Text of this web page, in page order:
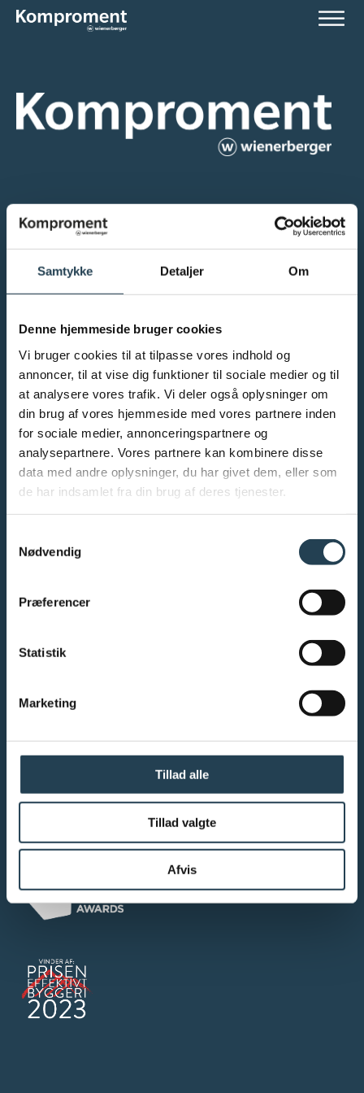
Samtykke Detaljer Om
Denne hjemmeside bruger cookies
Vi bruger cookies til at tilpasse vores indhold og
annoncer, til at vise dig funktioner til sociale medier og til
at analysere vores trafik. Vi deler også oplysninger om
din brug af vores hjemmeside med vores partnere inden
for sociale medier, annonceringspartnere og
analysepartnere. Vores partnere kan kombinere disse
data med andre oplysninger, du har givet dem, eller som
de har indsamlet fra din brug af deres tjenester.
Nødvendig
Præferencer
Statistik
Marketing
Tillad alle
Tillad valgte
Afvis
KONTAKT
Porsborgparken 21, 9530 Støvring
Salg@komproment.dk
INFO
Tag
Facade
Værktøjer og dokumentation
Garantibevis
Salgs- og leveringsbetingelser
Kontakt os
Ledige stillinger
Persondatapolitik